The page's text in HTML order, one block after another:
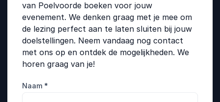
van Poelvoorde boeken voor jouw
evenement. We denken graag met je mee om
de lezing perfect aan te laten sluiten bij jouw
doelstellingen. Neem vandaag nog contact
met ons op en ontdek de mogelijkheden. We
horen graag van je!
Naam *